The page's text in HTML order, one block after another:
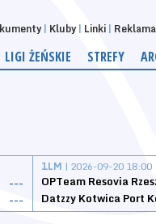
Kluby Linki Reklama
LIGI ŻEŃSKIE STREFY
---
---
1LM | 2026-09-20 18:00
OPTeam Resovia